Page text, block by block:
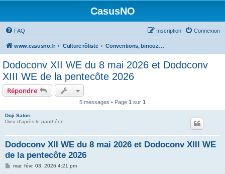
CasusNO
FAQ Connexion
Inscription
www.casusno.fr Culture rôliste Conventions, binouzes et recherche de joueurs
Dodoconv XII WE du 8 mai 2026 et Dodoconv
XIII WE de la pentecôte 2026
Répondre
5 messages • Page 1 sur 1
Doji Satori
Dieu d'après le panthéon
Dodoconv XII WE du 8 mai 2026 et Dodoconv XIII WE
de la pentecôte 2026
Mmar. févr. 03, 2026 4:21 pm